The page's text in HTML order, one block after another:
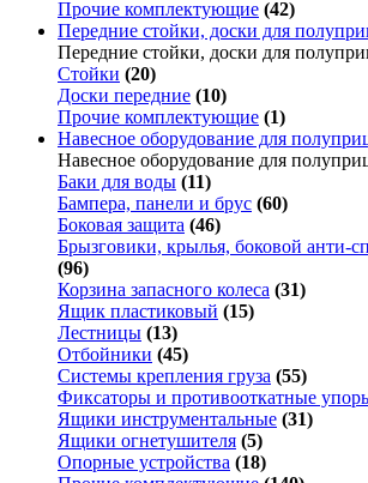
Прочие комплектующие (42)
Передние стойки, доски для
Передние стойки, доски для
Стойки (20)
Доски передние (10)
Прочие комплектующие (1)
Навесное оборудование для
Навесное оборудование для
Баки для воды (11)
Бампера, панели и брус (60)
Боковая защита (46)
Брызговики, крылья, боковой анти-
(96)
Корзина запасного колеса (31)
Ящик пластиковый (15)
Лестницы (13)
Отбойники (45)
Системы крепления груза (55)
Фиксаторы и противооткатные
Ящики инструментальные (31)
Ящики огнетушителя (5)
Опорные устройства (18)